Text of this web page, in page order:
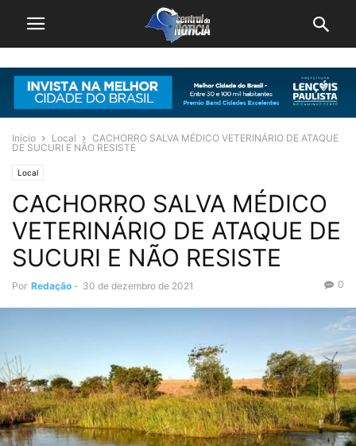
Início Local
CACHORRO SALVA MÉDICO VETERINÁRIO DE ATAQUE
DE SUCURI E NÃO RESISTE
Local
CACHORRO SALVA MÉDICO
VETERINÁRIO DE ATAQUE DE
SUCURI E NÃO RESISTE
Por Redação - 30 de dezembro de 2021 0